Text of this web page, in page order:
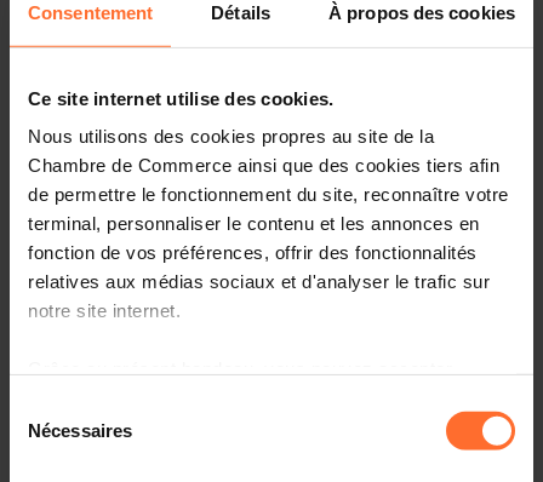
Consentement Détails À propos des cookies
Ce site internet utilise des cookies.
Nous utilisons des cookies propres au site de la
Chambre de Commerce ainsi que des cookies tiers afin
de permettre le fonctionnement du site, reconnaître votre
terminal, personnaliser le contenu et les annonces en
fonction de vos préférences, offrir des fonctionnalités
relatives aux médias sociaux et d'analyser le trafic sur
notre site internet.
à l’exception des cookies strictement nécessaires au
fonctionnement du site. Une description des différents
Nécessaires
pour financer vos projets de développement et
d’innovation! »qui se déroulera le
possibilité de découvrir les différents
directement accessibles pour les PME et
d’avoir des éclaircissements sur les modalités pratiques
pour en bénéficier concrètement. A l’issue des
présentations, venez networker avec desintermédiaires
financierset les conseillers EEN qui vous offriront des
conseils ciblés à votre besoin.
Où?
Foyer européen (10, rue Heinrich Heine, L-1720